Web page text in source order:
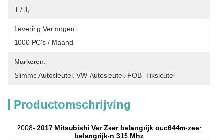
T / T,
Levering Vermogen:
1000 PC's / Maand
Markeren:
Slimme Autosleutel VW-Autosleutel FOB- Tiksleutel
Productomschrijving
2008- 2017 Mitsubishi Ver Zeer belangrijk ouc644m-zeer
belangrijk-n 315 Mhz